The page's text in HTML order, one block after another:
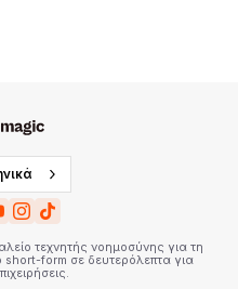
τεχνητής νοημοσύνης για τη
short-form σε δευτερόλεπτα για